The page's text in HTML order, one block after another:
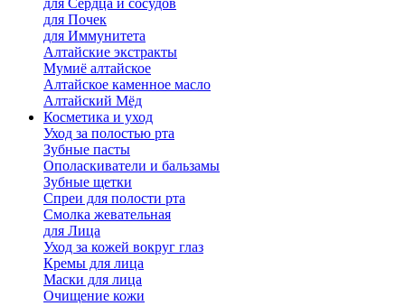
для Сердца и сосудов
для Почек
для Иммунитета
Алтайские экстракты
Мумиё алтайское
Алтайское каменное масло
Алтайский Мёд
Косметика и уход
Уход за полостью рта
Зубные пасты
Ополаскиватели и бальзамы
Зубные щетки
Спреи для полости рта
Смолка жевательная
для Лица
Уход за кожей вокруг глаз
Кремы для лица
Маски для лица
Очищение кожи